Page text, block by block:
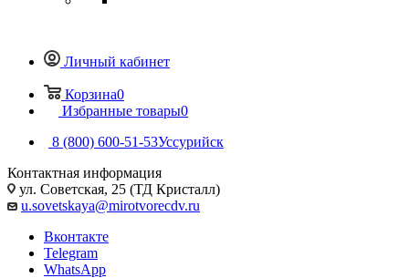
Личный кабинет
Корзина0
Избранные товары0
8 (800) 600-51-53Уссурийск
Контактная информация
ул. Советская, 25 (ТД Кристалл)
u.sovetskaya@mirotvorecdv.ru
Вконтакте
Telegram
WhatsApp